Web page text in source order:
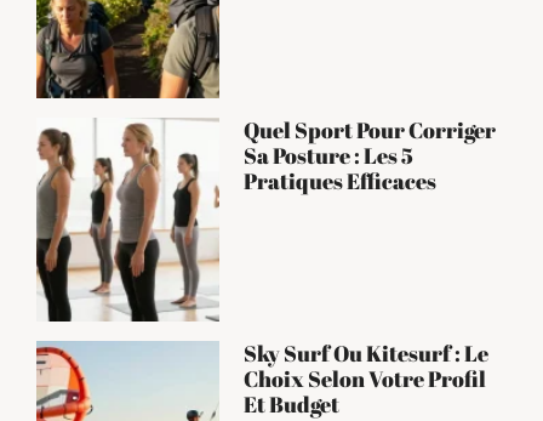
Quel Sport Pour Corriger
Sa Posture : Les 5
Pratiques Efficaces
Sky Surf Ou Kitesurf : Le
Choix Selon Votre Profil
Et Budget